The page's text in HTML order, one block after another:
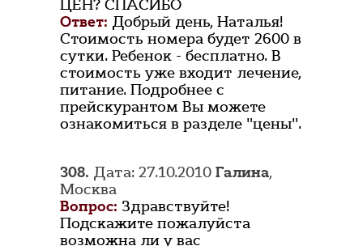
ЦЕН? СПАСИБО
Ответ: Добрый день, Наталья!
Стоимость номера будет 2600 в
сутки. Ребенок - бесплатно. В
стоимость уже входит лечение,
питание. Подробнее с
прейскурантом Вы можете
ознакомиться в разделе "цены".
308. Дата: 27.10.2010 Галина,
Москва
Вопрос: Здравствуйте!
Подскажите пожалуйста
возможна ли у вас